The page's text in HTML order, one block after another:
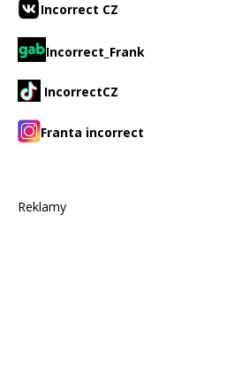
Incorrect CZ
Incorrect_Frank
IncorrectCZ
Franta incorrect
Reklamy